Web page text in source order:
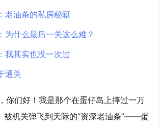
老油条的私房秘籍
为什么最后一关这么难？
我其实也没一次过
通关
你们好！我是那个在蛋仔岛上摔过一万
被机关弹飞到天际的“资深老油条”——蛋